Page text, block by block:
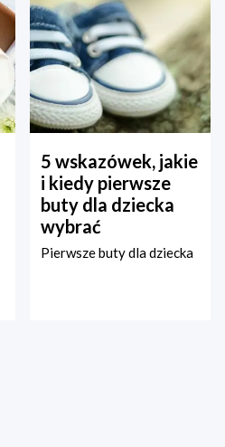
5 wskazówek, jakie
i kiedy pierwsze
buty dla dziecka
wybrać
Pierwsze buty dla dziecka